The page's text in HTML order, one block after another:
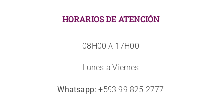
HORARIOS DE ATENCIÓN
08H00 A 17H00
Lunes a Viernes
Whatsapp: +593 99 825 2777